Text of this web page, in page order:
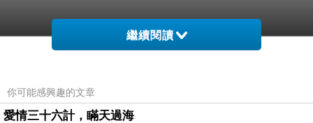
繼續閱讀
你可能感興趣的文章
愛情三十六計，瞞天過海